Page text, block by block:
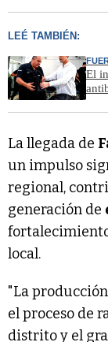
LEÉ TAMBIÉN:
El
La llegada de
un impulso
regional,
generación de
local.
"La
el proceso de
distrito y el